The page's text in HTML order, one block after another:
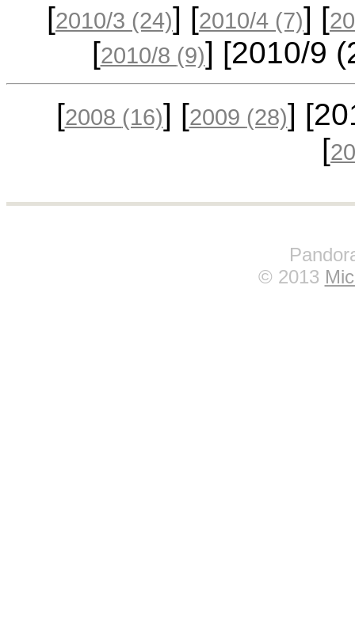
[2010/3 (24)] [2010/4 (7)] [
[2010/8 (9)] [2010/9
[2008 (16)] [2009 (28)]
[
© 2013